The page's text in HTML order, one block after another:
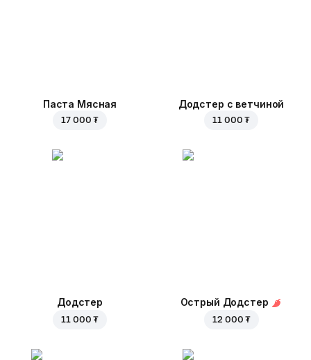
Паста Мясная
17 000 ₮
Додстер с ветчиной
11 000 ₮
Додстер
11 000 ₮
Острый Додстер
12 000 ₮